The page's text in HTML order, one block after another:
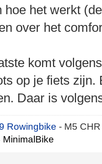
hoe het werkt
over het
komt
op je fiets zijn.
Daar is
Rowingbike- M5
MinimalBike